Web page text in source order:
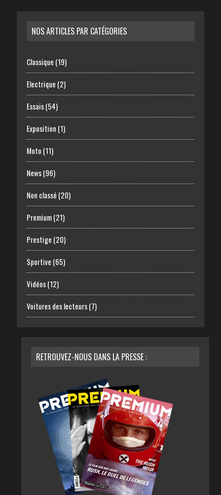
NOS ARTICLES PAR CATÉGORIES
Classique (19)
Electrique (2)
Essais(54)
Exposition (1)
Moto (11)
News(96)
Non classé (20)
Premium(21)
Prestige (20)
Sportive (65)
Vidéos(12)
Voitures des lecteurs(7)
RETROUVEZ-NOUS DANS LA PRESSE :